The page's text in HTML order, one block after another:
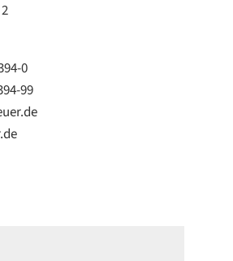
0
99